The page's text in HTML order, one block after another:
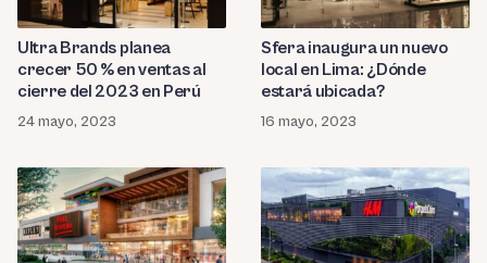
Ultra Brands planea
crecer 50 % en ventas al
cierre del 2023 en Perú
24 mayo, 2023
Sfera inaugura un nuevo
local en Lima: ¿Dónde
estará ubicada?
16 mayo, 2023